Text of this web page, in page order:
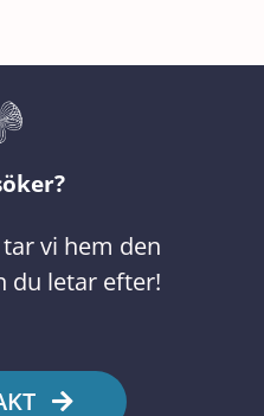
vi hem den
du letar efter!